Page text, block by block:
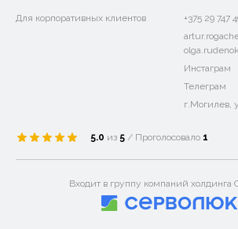
Для корпоративных клиентов
+375 29 747
Инстаграм
Телеграм
г.Могилев,
5.0 из 5 / Проголосовало 1
Входит в группу компаний холдинга